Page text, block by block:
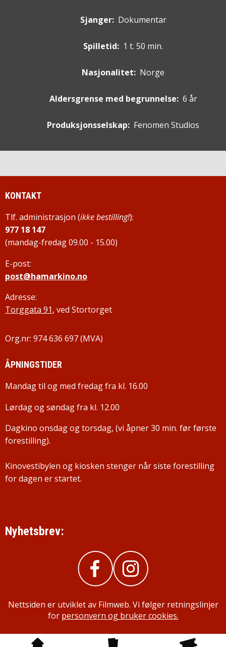
Sjanger: Dokumentar
Spilletid: 1 t. 50 min.
Nasjonalitet: Norge
Aldersgrense med begrunnelse: 6 år
Produksjonsselskap: Fenomen Studios
KONTAKT
Tlf. administrasjon (ikke bestilling!):
977 18 147
(mandag-fredag 09.00 - 15.00)
E-post:
post@hamarkino.no
Adresse:
Torggata 91, ved Stortorget
Org.nr: 974 636 697 (MVA)
ÅPNINGSTIDER
Mandag til og med fredag fra kl. 16.00
Lørdag og søndag fra kl. 12.00
Dagkino onsdag og torsdag, (vi åpner 30 min. før første
forestilling).
Kinovestibylen og kiosken stenger når siste forestilling
for dagen er startet.
Nyhetsbrev:
Nettsiden er utviklet av Filmweb. Vi følger retningslinjer
for personvern og bruker cookies.